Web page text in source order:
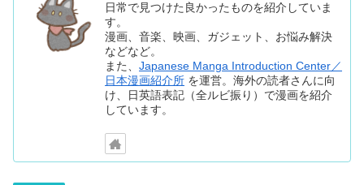
日常で見つけた良かったものを紹介していま
す。
漫画、音楽、映画、ガジェット、お悩み解決
などなど。
また、Japanese Manga Introduction Center／
日本漫画紹介所 を運営。海外の読者さんに向
け、日英語表記（全ルビ振り）で漫画を紹介
しています。